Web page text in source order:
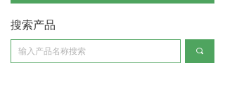
搜索产品
끠